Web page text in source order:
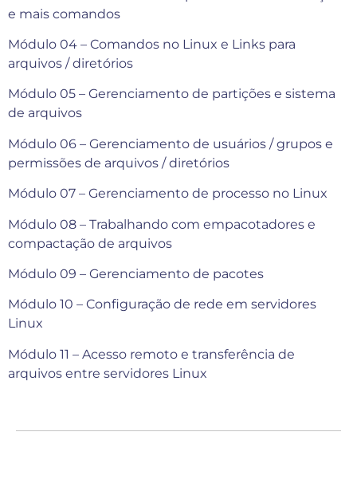
e mais comandos
Módulo 04 – Comandos no Linux e Links para
arquivos / diretórios
Módulo 05 – Gerenciamento de partições e sistema
de arquivos
Módulo 06 – Gerenciamento de usuários / grupos e
permissões de arquivos / diretórios
Módulo 07 – Gerenciamento de processo no Linux
Módulo 08 – Trabalhando com empacotadores e
compactação de arquivos
Módulo 09 – Gerenciamento de pacotes
Módulo 10 – Configuração de rede em servidores
Linux
Módulo 11 – Acesso remoto e transferência de
arquivos entre servidores Linux